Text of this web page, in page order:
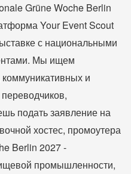
Grüne Woche Berlin
Your Event Scout
с национальными
Мы ищем
и
подать заявление на
хостес, промоутера
Berlin 2027 -
промышленности,